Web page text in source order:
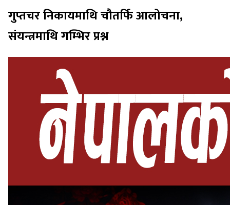
गुप्तचर निकायमाथि चौतर्फि आलोचना,
संयन्त्रमाथि गम्भिर प्रश्न